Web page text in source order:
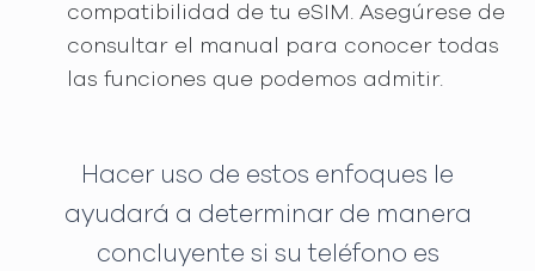
compatibilidad de tu eSIM. Asegúrese de
consultar el manual para conocer todas
las funciones que podemos admitir.
Hacer uso de estos enfoques le
ayudará a determinar de manera
concluyente si su teléfono es